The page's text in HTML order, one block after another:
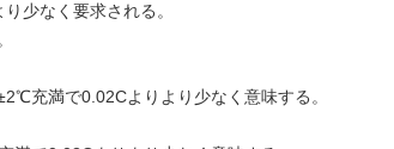
少なく要求される。
充満で0.02Cよりより少なく意味する。